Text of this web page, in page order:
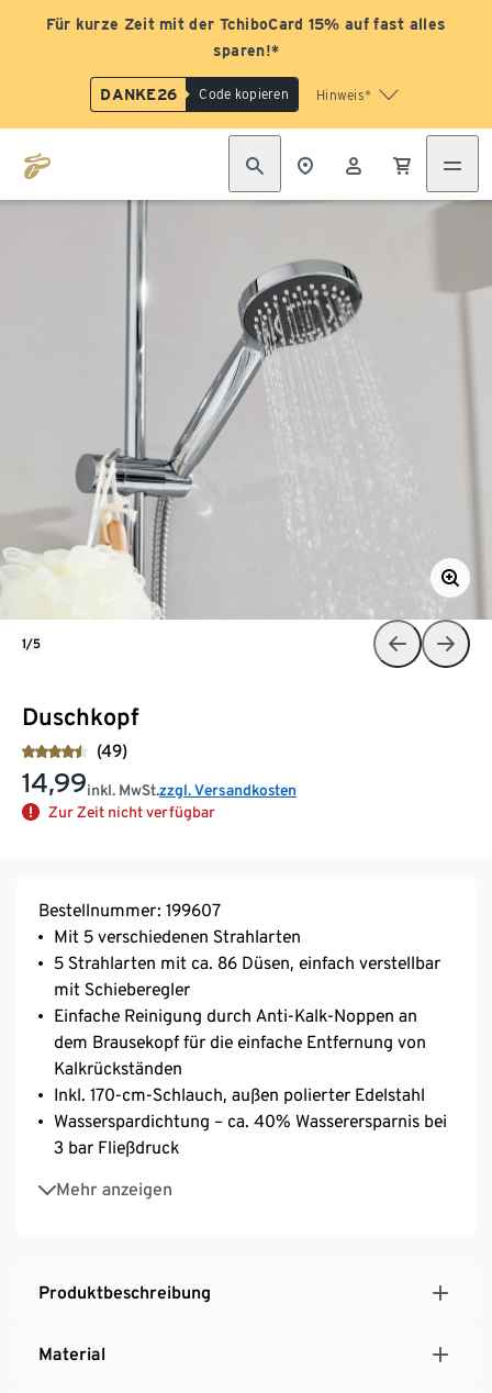
Für kurze Zeit mit der TchiboCard 15% auf fast alles
sparen!*
DANKE26 Code kopieren Hinweis*
Duschkopf
(49)
14,99inkl. MwSt.zzgl. Versandkosten
Zur Zeit nicht verfügbar
1/5
Bestellnummer: 199607
Mit 5 verschiedenen Strahlarten
5 Strahlarten mit ca. 86 Düsen, einfach verstellbar
mit Schieberegler
Einfache Reinigung durch Anti-Kalk-Noppen an
dem Brausekopf für die einfache Entfernung von
Kalkrückständen
Inkl. 170-cm-Schlauch, außen polierter Edelstahl
Wasserspardichtung – ca. 40% Wasserersparnis bei
3 bar Fließdruck
Mehr anzeigen
Passend für handelsübliche 1/2”-Anschlüsse (DN15,
Ø ca. 1,9 cm)
Produktbeschreibung
Material